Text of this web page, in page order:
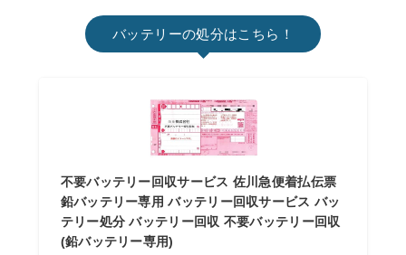
バッテリーの処分はこちら！
不要バッテリー回収サービス 佐川急便着払伝票
鉛バッテリー専用 バッテリー回収サービス バッ
テリー処分 バッテリー回収 不要バッテリー回収
(鉛バッテリー専用)